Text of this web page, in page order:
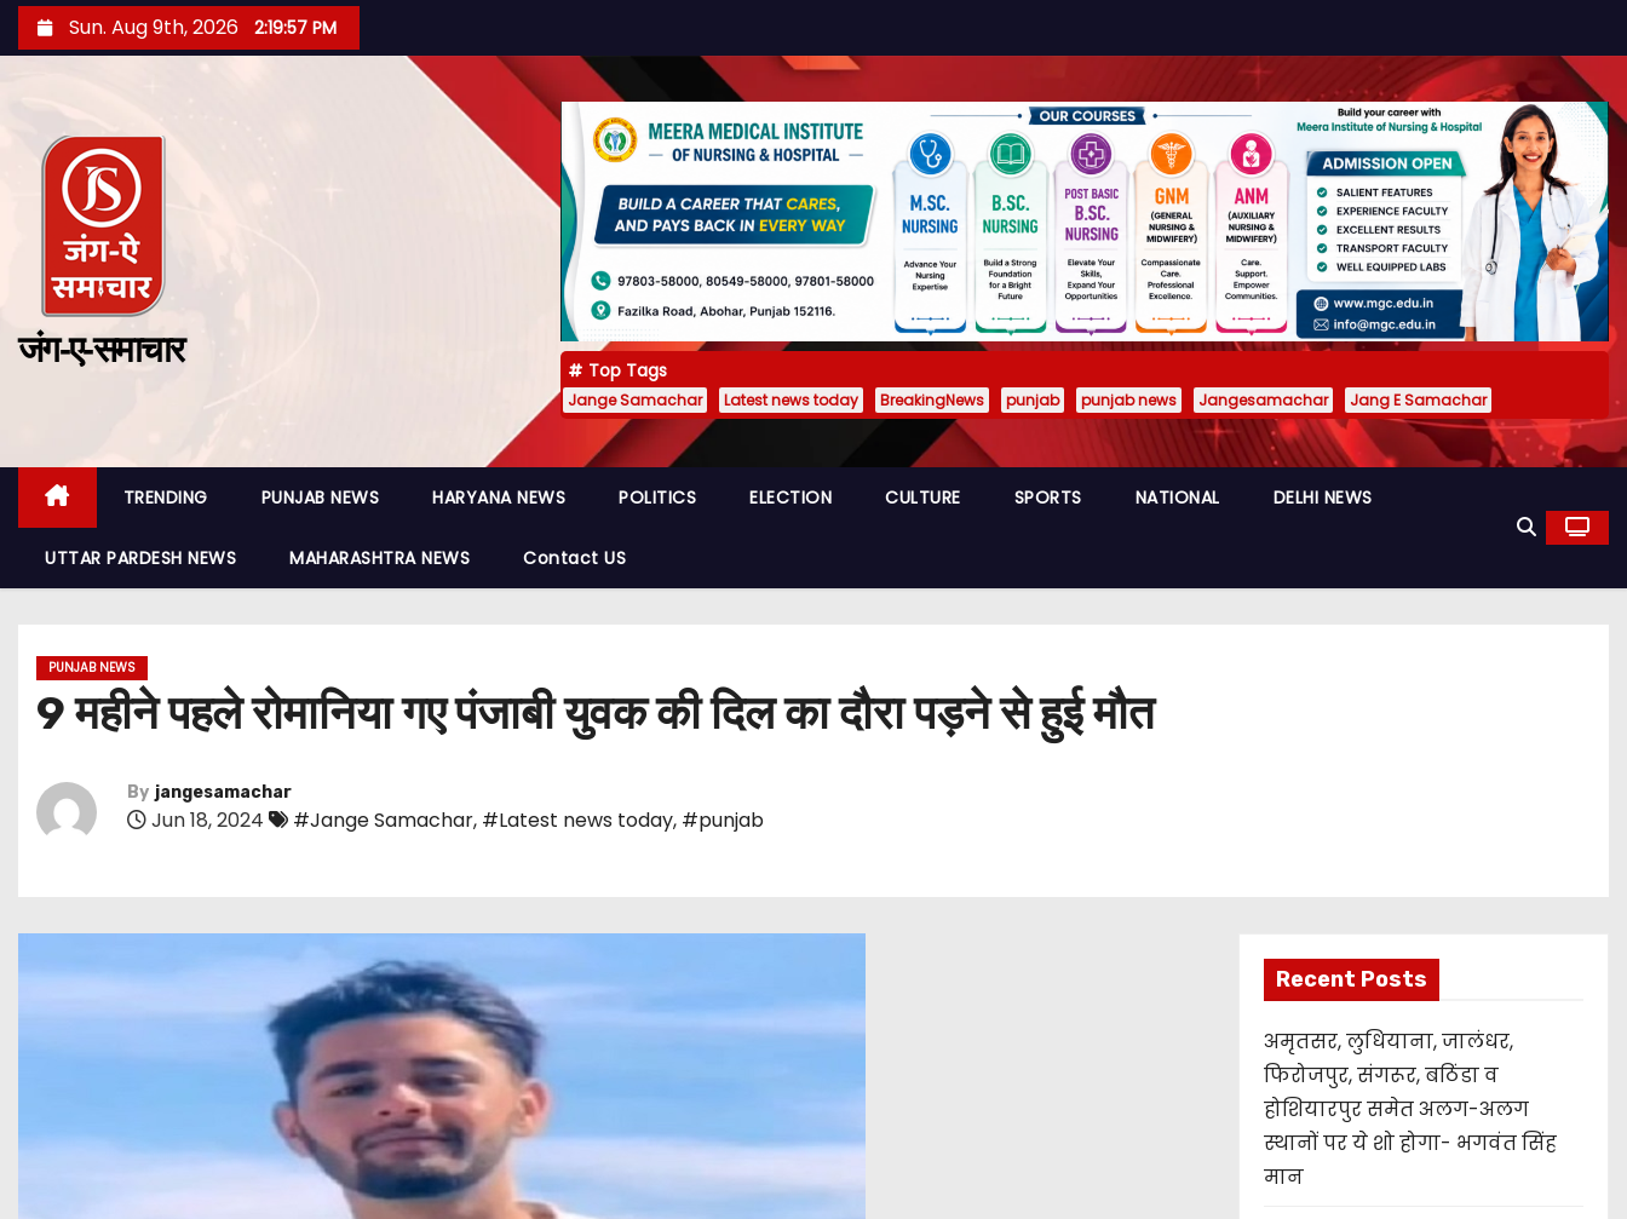
Sun. Aug 9th, 2026 2:19:59 PM
जंग-ए-समाचार
Top Tags
Jange Samachar Latest news today BreakingNews punjab punjab news Jangesamachar Jang E Samachar
TRENDING PUNJAB NEWS HARYANA NEWS POLITICS ELECTION CULTURE SPORTS NATIONAL DELHI NEWS
UTTAR PARDESH NEWS MAHARASHTRA NEWS Contact US
PUNJAB NEWS
9 महीने पहले रोमानिया गए पंजाबी युवक की दिल का दौरा पड़ने से हुई मौत
By jangesamachar
Jun 18, 2024 #Jange Samachar, #Latest news today, #punjab
Recent Posts
अमृतसर, लुधियाना, जालंधर,
फिरोजपुर, संगरूर, बठिंडा व
होशियारपुर समेत अलग-अलग
स्थानों पर ये शो होगा- भगवंत सिंह
मान